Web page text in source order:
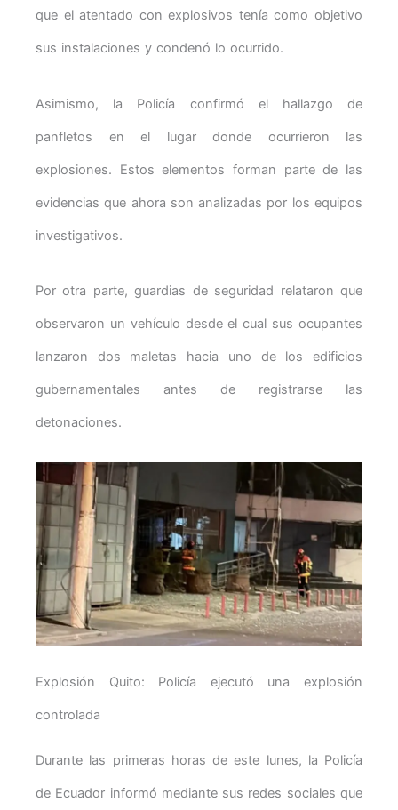
que el atentado con explosivos tenía como objetivo
sus instalaciones y condenó lo ocurrido.
Asimismo, la Policía confirmó el hallazgo de
panfletos en el lugar donde ocurrieron las
explosiones. Estos elementos forman parte de las
evidencias que ahora son analizadas por los equipos
investigativos.
Por otra parte, guardias de seguridad relataron que
observaron un vehículo desde el cual sus ocupantes
lanzaron dos maletas hacia uno de los edificios
gubernamentales antes de registrarse las
detonaciones.
Explosión Quito: Policía ejecutó una explosión
controlada
Durante las primeras horas de este lunes, la Policía
de Ecuador informó mediante sus redes sociales que